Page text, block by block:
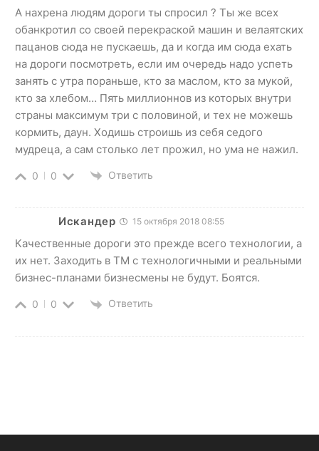
А нахрена людям дороги ты спросил ? Ты же всех
обанкротил со своей перекраской машин и велаятских
пацанов сюда не пускаешь, да и когда им сюда ехать
на дороги посмотреть, если им очередь надо успеть
занять с утра пораньше, кто за маслом, кто за мукой,
кто за хлебом… Пять миллионнов из которых внутри
страны максимум три с половиной, и тех не можешь
кормить, даун. Ходишь строишь из себя седого
мудреца, а сам столько лет прожил, но ума не нажил.
0 0 Ответить
Искандер 15 октября 2018 08:55
Качественные дороги это прежде всего технологии, а
их нет. Заходить в ТМ с технологичными и реальными
бизнес-планами бизнесмены не будут. Боятся.
0 0 Ответить